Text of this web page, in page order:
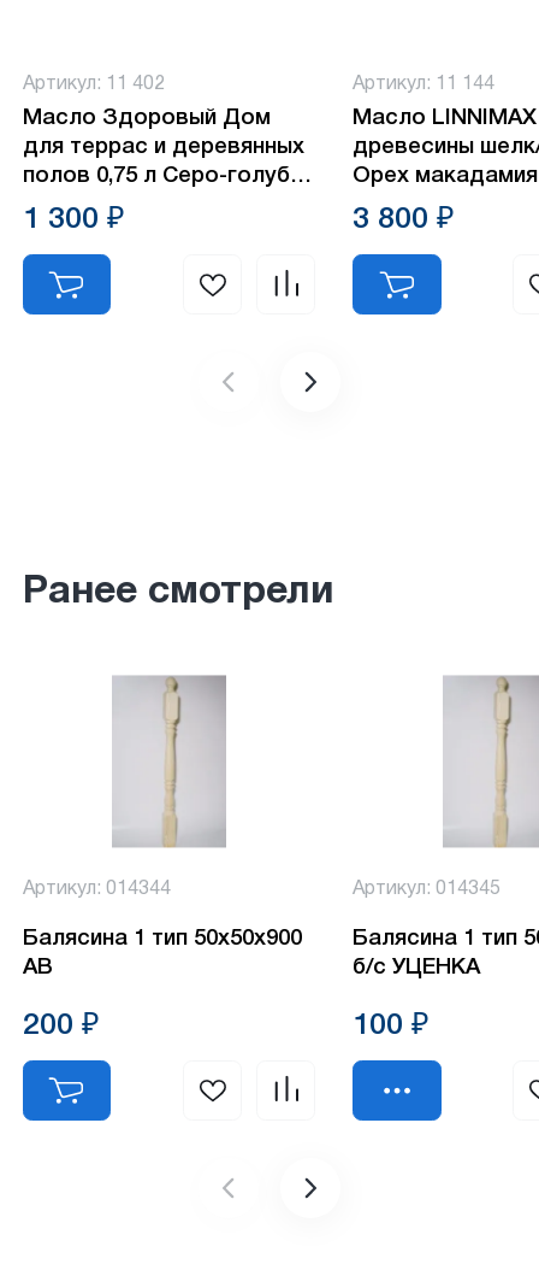
Артикул: 11 402
Масло Здоровый Дом
для террас и деревянных
полов 0,75 л Серо-голуб
(0007082)
1 300 ₽
Артикул: 11 144
Масло
древесины
Орех макадамия
3 800 ₽
Ранее смотрели
Артикул: 014344
Балясина 1 тип 50х50х900
АВ
200 ₽
Артикул: 014345
Балясина 1 тип
б/с УЦЕНКА
100 ₽